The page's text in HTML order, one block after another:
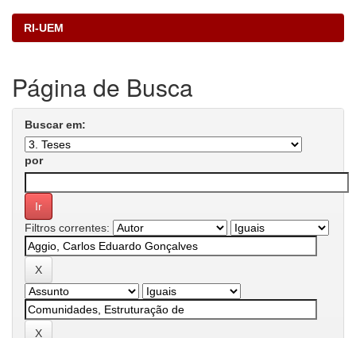
RI-UEM
Página de Busca
Buscar em:
por
Filtros correntes: